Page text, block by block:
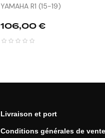
YAMAHA R1 (15-19)
Prix
106,00 €
Livraison et port
Conditions générales de vente